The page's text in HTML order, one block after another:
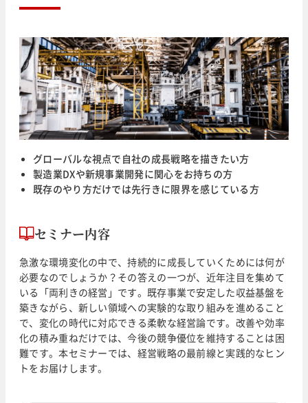
グローバルな視点で自社の成長戦略を描きたい方
製造業DXや新規事業開発に関心をお持ちの方
既存のやり方だけでは先行きに限界を感じている方
セミナー内容
急激な環境変化の中で、持続的に成長していくためには何が
必要なのでしょうか？その答えの一つが、近年注目を集めて
いる「両利きの経営」です。既存事業で安定した収益基盤を
築きながら、新しい領域への実験的な取り組みを進めること
で、変化の時代に対応できる柔軟な経営論です。改善や効率
化の積み重ねだけでは、今後の競争優位を維持することは困
難です。本セミナーでは、経営戦略の最前線と実践的なヒン
トをお届けします。